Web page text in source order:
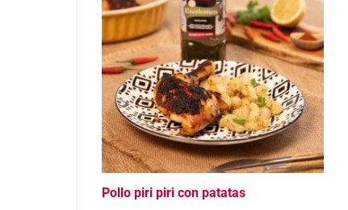
Pollo piri piri con patatas